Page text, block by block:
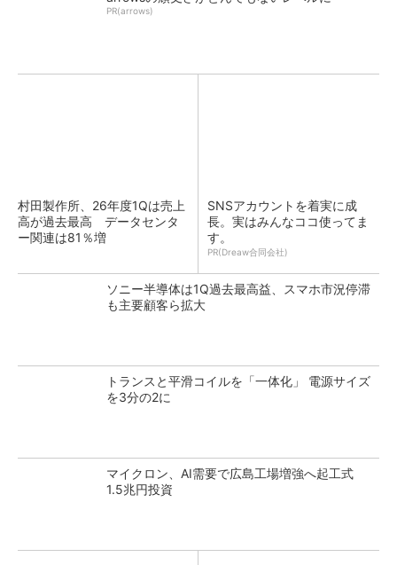
PR(arrows)
村田製作所、26年度1Qは売上
高が過去最高 データセンタ
ー関連は81％増
SNSアカウントを着実に成
長。実はみんなココ使ってま
す。
PR(Dreaw合同会社)
ソニー半導体は1Q過去最高益、スマホ市況停滞
も主要顧客ら拡大
トランスと平滑コイルを「一体化」 電源サイズ
を3分の2に
マイクロン、AI需要で広島工場増強へ起工式
1.5兆円投資